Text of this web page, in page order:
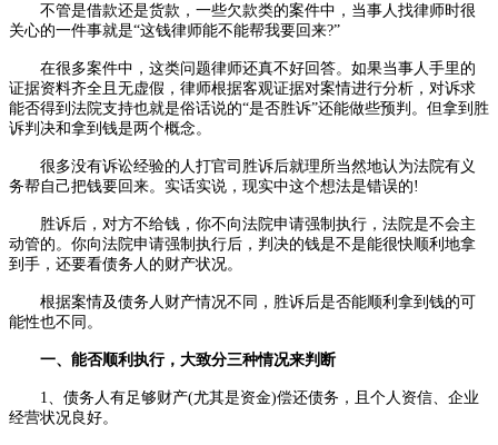
不管是借款还是货款，一些欠款类的案件中，当事人找律师时很
关心的一件事就是“这钱律师能不能帮我要回来?”
在很多案件中，这类问题律师还真不好回答。如果当事人手里的
证据资料齐全且无虚假，律师根据客观证据对案情进行分析，对诉求
能否得到法院支持也就是俗话说的“是否胜诉”还能做些预判。但拿到胜
诉判决和拿到钱是两个概念。
很多没有诉讼经验的人打官司胜诉后就理所当然地认为法院有义
务帮自己把钱要回来。实话实说，现实中这个想法是错误的!
胜诉后，对方不给钱，你不向法院申请强制执行，法院是不会主
动管的。你向法院申请强制执行后，判决的钱是不是能很快顺利地拿
到手，还要看债务人的财产状况。
根据案情及债务人财产情况不同，胜诉后是否能顺利拿到钱的可
能性也不同。
一、能否顺利执行，大致分三种情况来判断
1、债务人有足够财产(尤其是资金)偿还债务，且个人资信、企业
经营状况良好。